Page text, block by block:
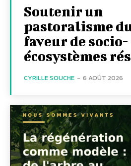
Soutenir un
pastoralisme
faveur de socio-
écosystèmes
CYRILLE SOUCHE - 6 AOÛT 2026